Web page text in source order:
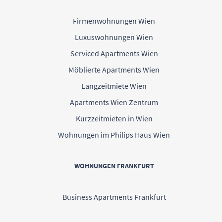
Firmenwohnungen Wien
Luxuswohnungen Wien
Serviced Apartments Wien
Möblierte Apartments Wien
Langzeitmiete Wien
Apartments Wien Zentrum
Kurzzeitmieten in Wien
Wohnungen im Philips Haus Wien
WOHNUNGEN FRANKFURT
Business Apartments Frankfurt